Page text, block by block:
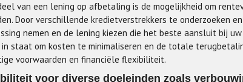
van een lening op afbetaling is de mogelijkheid om
Door verschillende kredietverstrekkers te onderzoeken
nemen en de lening kiezen die het beste aansluit bij
staat om kosten te minimaliseren en de totale
voorwaarden en financiële flexibiliteit.
voor diverse doeleinden zoals